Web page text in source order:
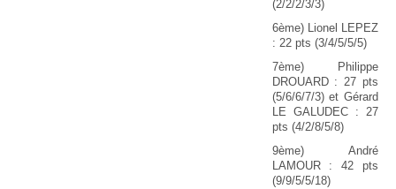
(2/2/2/3/3)
6ème) Lionel LEPEZ
: 22 pts (3/4/5/5/5)
7ème) Philippe
DROUARD : 27 pts
(5/6/6/7/3) et Gérard
LE GALUDEC : 27
pts (4/2/8/5/8)
9ème) André
LAMOUR : 42 pts
(9/9/5/5/18)